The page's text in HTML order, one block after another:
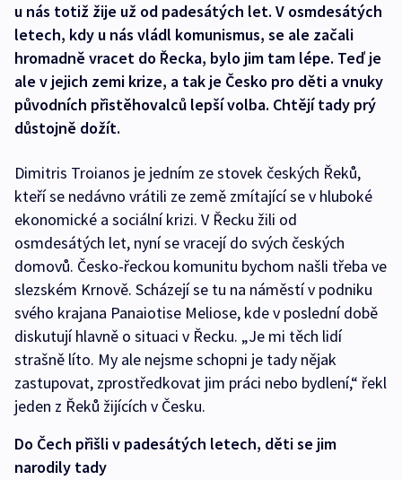
u nás totiž žije už od padesátých let. V osmdesátých
letech, kdy u nás vládl komunismus, se ale začali
hromadně vracet do Řecka, bylo jim tam lépe. Teď je
ale v jejich zemi krize, a tak je Česko pro děti a vnuky
původních přistěhovalců lepší volba. Chtějí tady prý
důstojně dožít.
Dimitris Troianos je jedním ze stovek českých Řeků,
kteří se nedávno vrátili ze země zmítající se v hluboké
ekonomické a sociální krizi. V Řecku žili od
osmdesátých let, nyní se vracejí do svých českých
domovů. Česko-řeckou komunitu bychom našli třeba ve
slezském Krnově. Scházejí se tu na náměstí v podniku
svého krajana Panaiotise Meliose, kde v poslední době
diskutují hlavně o situaci v Řecku. „Je mi těch lidí
strašně líto. My ale nejsme schopni je tady nějak
zastupovat, zprostředkovat jim práci nebo bydlení,“ řekl
jeden z Řeků žijících v Česku.
Do Čech přišli v padesátých letech, děti se jim
narodily tady